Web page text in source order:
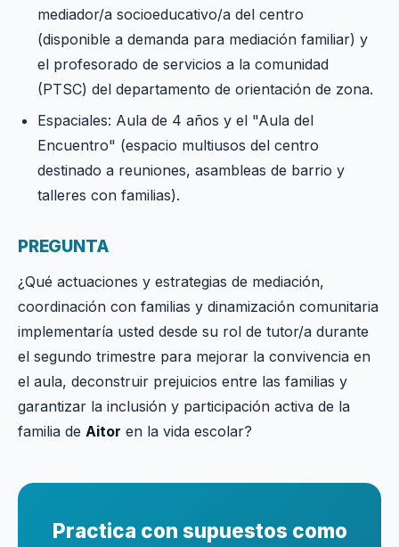
mediador/a socioeducativo/a del centro
(disponible a demanda para mediación familiar) y
el profesorado de servicios a la comunidad
(PTSC) del departamento de orientación de zona.
Espaciales: Aula de 4 años y el "Aula del
Encuentro" (espacio multiusos del centro
destinado a reuniones, asambleas de barrio y
talleres con familias).
PREGUNTA
¿Qué actuaciones y estrategias de mediación,
coordinación con familias y dinamización comunitaria
implementaría usted desde su rol de tutor/a durante
el segundo trimestre para mejorar la convivencia en
el aula, deconstruir prejuicios entre las familias y
garantizar la inclusión y participación activa de la
familia de Aitor en la vida escolar?
Practica con supuestos como